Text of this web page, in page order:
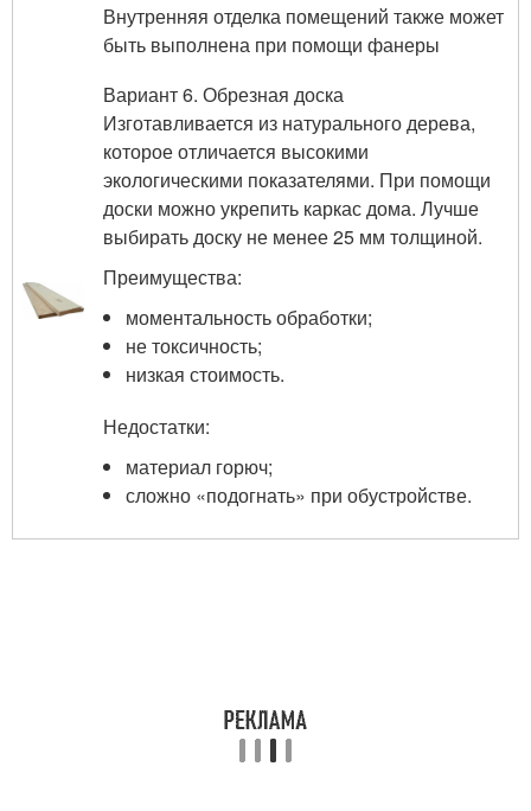
Внутренняя отделка помещений также может
быть выполнена при помощи фанеры
Вариант 6. Обрезная доска
Изготавливается из натурального дерева,
которое отличается высокими
экологическими показателями. При помощи
доски можно укрепить каркас дома. Лучше
выбирать доску не менее 25 мм толщиной.
Преимущества:
моментальность обработки;
не токсичность;
низкая стоимость.
Недостатки:
материал горюч;
сложно «подогнать» при обустройстве.